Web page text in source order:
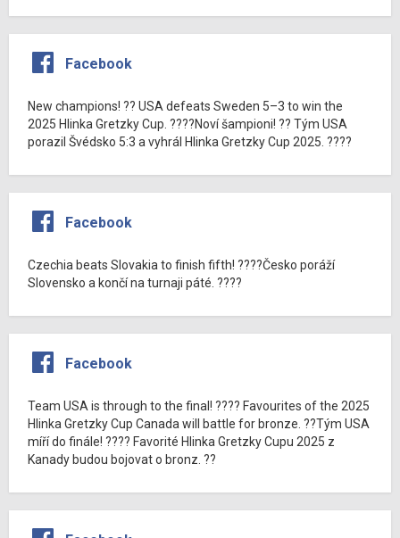
Facebook
New champions! ?? USA defeats Sweden 5–3 to win the
2025 Hlinka Gretzky Cup. ????Noví šampioni! ?? Tým USA
porazil Švédsko 5:3 a vyhrál Hlinka Gretzky Cup 2025. ????
Facebook
Czechia beats Slovakia to finish fifth! ????Česko poráží
Slovensko a končí na turnaji páté. ????
Facebook
Team USA is through to the final! ???? Favourites of the 2025
Hlinka Gretzky Cup Canada will battle for bronze. ??Tým USA
míří do finále! ???? Favorité Hlinka Gretzky Cupu 2025 z
Kanady budou bojovat o bronz. ??